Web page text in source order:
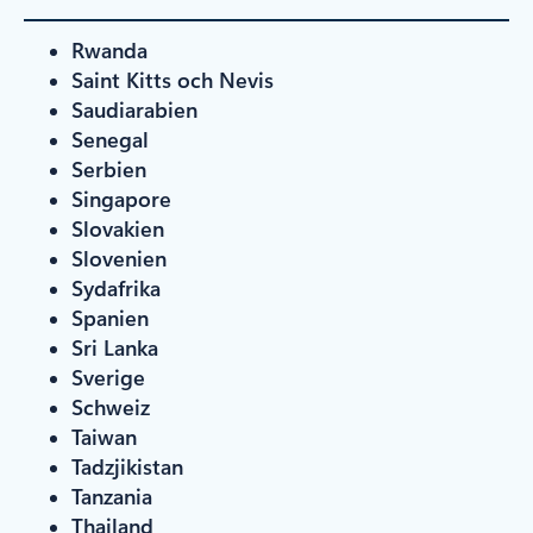
Rwanda
Saint Kitts och Nevis
Saudiarabien
Senegal
Serbien
Singapore
Slovakien
Slovenien
Sydafrika
Spanien
Sri Lanka
Sverige
Schweiz
Taiwan
Tadzjikistan
Tanzania
Thailand